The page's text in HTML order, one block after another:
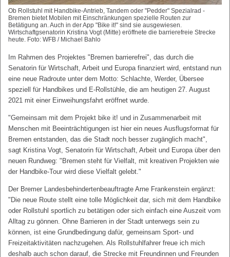
Ob Rollstuhl mit Handbike-Antrieb, Tandem oder "Pedder" Spezialrad -
Bremen bietet Mobilen mit Einschränkungen spezielle Routen zur
Betätigung an. Auch in der App "Bike it!" sind sie ausgewiesen.
Wirtschaftgsenatorin Kristina Vogt (Mitte) eröffnete die barrierefreie Strecke
heute. Foto: WFB / Michael Bahlo
Im Rahmen des Projektes "Bremen barrierefrei", das durch die
Senatorin für Wirtschaft, Arbeit und Europa finanziert wird, entstand nun
eine neue Radroute unter dem Motto: Schlachte, Werder, Übersee
speziell für Handbikes und E-Rollstühle, die am heutigen 27. August
2021 mit einer Einweihungsfahrt eröffnet wurde.
"Gemeinsam mit dem Projekt bike it! und in Zusammenarbeit mit
Menschen mit Beeinträchtigungen ist hier ein neues Ausflugsformat für
Bremen entstanden, das die Stadt noch besser zugänglich macht",
sagt Kristina Vogt, Senatorin für Wirtschaft, Arbeit und Europa über den
neuen Rundweg: "Bremen steht für Vielfalt, mit kreativen Projekten wie
der Handbike-Tour wird diese Vielfalt gelebt."
Der Bremer Landesbehindertenbeauftragte Arne Frankenstein ergänzt:
"Die neue Route stellt eine tolle Möglichkeit dar, sich mit dem Handbike
oder Rollstuhl sportlich zu betätigen oder sich einfach eine Auszeit vom
Alltag zu gönnen. Ohne Barrieren in der Stadt unterwegs sein zu
können, ist eine Grundbedingung dafür, gemeinsam Sport- und
Freizeitaktivitäten nachzugehen. Als Rollstuhlfahrer freue ich mich
deshalb auch schon darauf, die Strecke mit Freundinnen und Freunden